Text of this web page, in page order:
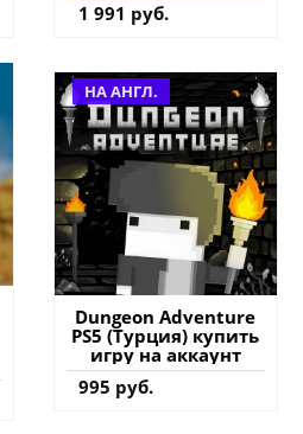
1 991 руб.
НА АНГЛ.
Dungeon Adventure
PS5 (Турция) купить
игру на аккаунт
995 руб.